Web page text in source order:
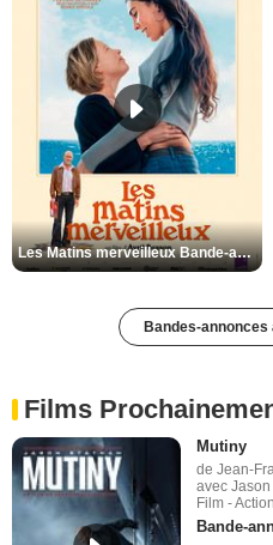
Les Matins merveilleux Bande-annonce VF
Bandes-annonces
Films
Mutiny
de Jean-
avec
Film - Action
Bande-